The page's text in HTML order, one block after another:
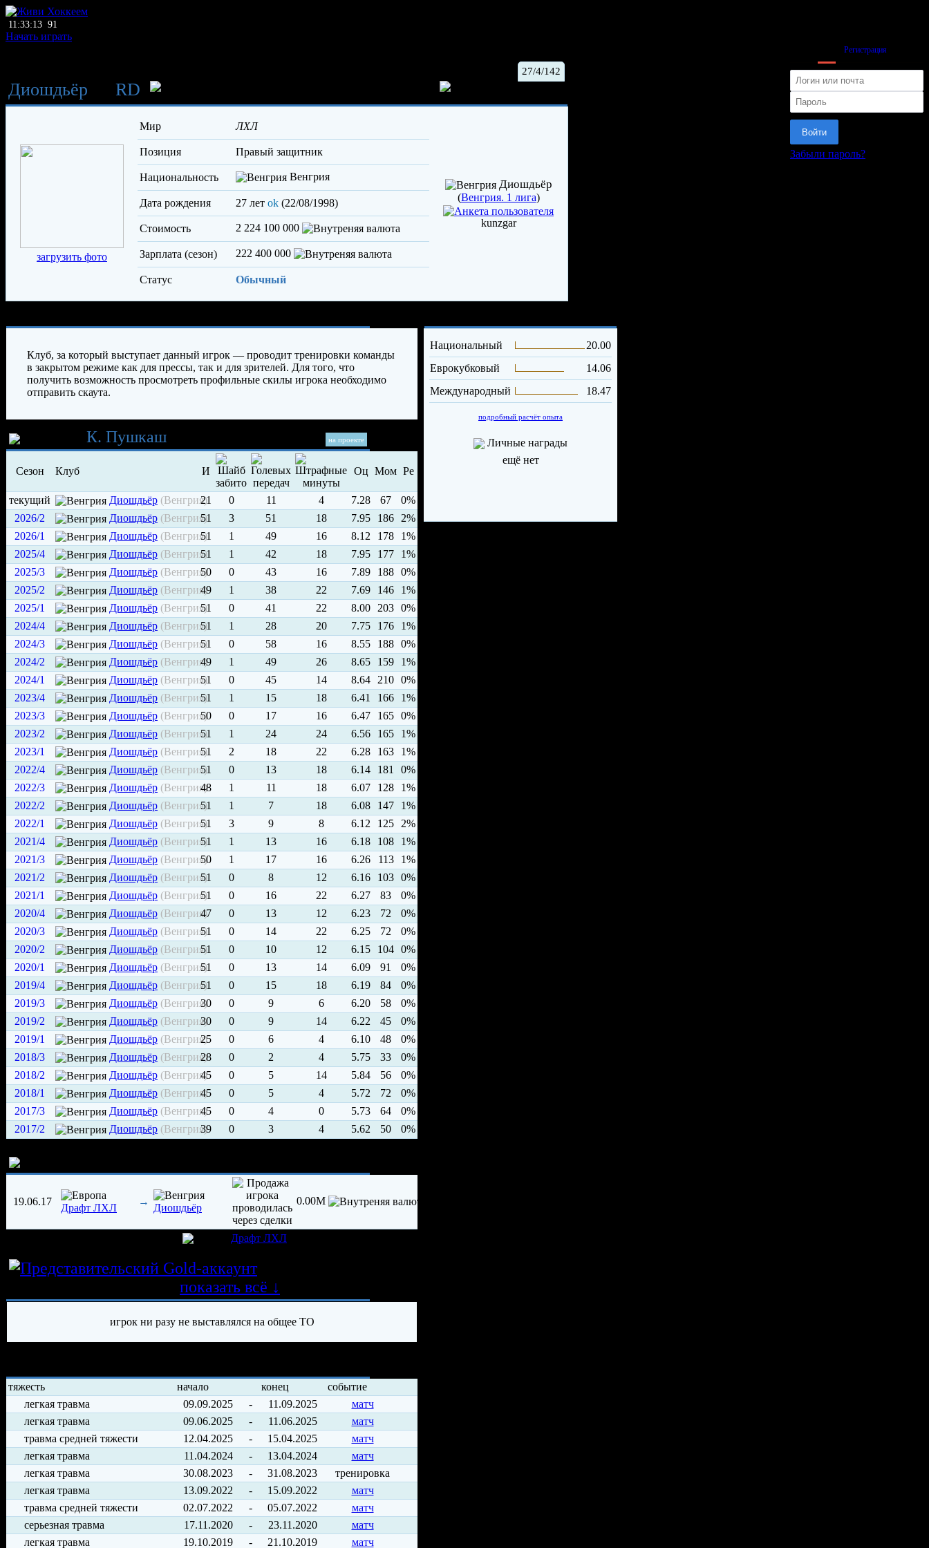
11:33:13 91
Начать играть
Регистрация
Войти
Забыли пароль?
27/4/142
Диошдьёр RD
загрузить фото
Мир ЛХЛ
Позиция правый защитник
Национальность Венгрия
Дата рождения 27 лет ok (22/08/1998)
Стоимость 2 224 100 000
Зарплата (сезон) 222 400 000
Статус Обычный
Диошдьёр
(Венгрия. 1 лига)
kunzgar
Клуб, за который выступает данный игрок — проводит тренировки команды
в закрытом режиме как для прессы, так и для зрителей. Для того, что
получить возможность просмотреть профильные скилы игрока необходимо
отправить скаута.
на проекте
К. Пушкаш
Сезон Клуб И Оц Мом Ре
текущий Диошдьёр (Венгрия)
21 0 11 4 7.28 67
0%
2026/2
Диошдьёр (Венгрия)
51 3 51 18 7.95 186
2%
2026/1
Диошдьёр (Венгрия)
51 1 49 16 8.12 178
1%
2025/4
Диошдьёр (Венгрия)
51 1 42 18 7.95 177
1%
2025/3
Диошдьёр (Венгрия)50 0 43 16 7.89 188 0%
2025/2
Диошдьёр (Венгрия)49 1 38 22 7.69 146
1%
2025/1
Диошдьёр (Венгрия)
51 0 41 22 8.00 203 0%
2024/4
Диошдьёр (Венгрия)
51 1 28 20 7.75 176
1%
2024/3
Диошдьёр (Венгрия)
51 0 58 16 8.55 188 0%
2024/2
Диошдьёр (Венгрия)49 1 49 26 8.65 159
1%
2024/1
Диошдьёр (Венгрия)
51 0 45 14 8.64 210 0%
2023/4
Диошдьёр (Венгрия)
51 1 15 18 6.41 166
1%
2023/3
Диошдьёр (Венгрия)50 0 17 16 6.47 165 0%
2023/2
Диошдьёр (Венгрия)
51 1 24 24 6.56 165
1%
2023/1
Диошдьёр (Венгрия)
51 2 18 22 6.28 163
1%
2022/4
Диошдьёр (Венгрия)
51 0 13 18 6.14 181
0%
2022/3
Диошдьёр (Венгрия)48 1 11 18 6.07 128
1%
2022/2
Диошдьёр (Венгрия)
51 1 7 18 6.08 147
1%
2022/1
Диошдьёр (Венгрия)
51 3 9 8 6.12 125
2%
2021/4
Диошдьёр (Венгрия)
51 1 13 16 6.18 108
1%
2021/3
Диошдьёр (Венгрия)50 1 17 16 6.26 113
1%
2021/2
Диошдьёр (Венгрия)
51 0 8 12 6.16 103 0%
2021/1
Диошдьёр (Венгрия)
51 0 16 22 6.27 83
0%
2020/4
Диошдьёр (Венгрия)47 0 13 12 6.23 72
0%
2020/3
Диошдьёр (Венгрия)
51 0 14 22 6.25 72
0%
2020/2
Диошдьёр (Венгрия)
51 0 10 12 6.15 104 0%
2020/1
Диошдьёр (Венгрия)
51 0 13 14 6.09 91
0%
2019/4
Диошдьёр (Венгрия)
51 0 15 18 6.19 84
0%
2019/3
Диошдьёр (Венгрия)30 0 9 6 6.20 58
0%
2019/2
Диошдьёр (Венгрия)30 0 9 14 6.22 45
0%
2019/1
Диошдьёр (Венгрия)25 0 6 4 6.10 48
0%
2018/3
Диошдьёр (Венгрия)28 0 2 4 5.75 33
0%
2018/2
Диошдьёр (Венгрия)45 0 5 14 5.84 56
0%
2018/1
Диошдьёр (Венгрия)45 0 5 4 5.72 72
0%
2017/3
Диошдьёр (Венгрия)45 0 4 0 5.73 64
0%
2017/2
Диошдьёр (Венгрия)39 0 3 4 5.62 50 0%
19.06.17
Драфт ЛХЛ
→
Диошдьёр
0.00M
Драфт ЛХЛ
История
показать всё ↓
игрок ни разу не выставлялся на общее ТО
тяжесть начало конец
событие
легкая травма
09.09.2025 - 11.09.2025
матч
легкая травма
09.06.2025 - 11.06.2025
матч
травма средней тяжести
12.04.2025 - 15.04.2025
матч
легкая травма
11.04.2024 - 13.04.2024
матч
легкая травма
30.08.2023 - 31.08.2023
тренировка
легкая травма
13.09.2022 - 15.09.2022
матч
травма средней тяжести
02.07.2022 - 05.07.2022
матч
серьезная травма
17.11.2020 - 23.11.2020
матч
легкая травма
19.10.2019 - 21.10.2019 матч
Национальный
20.00
Еврокубковый
14.06
Международный
18.47
подробный расчёт опыта
Личные награды
ещё нет